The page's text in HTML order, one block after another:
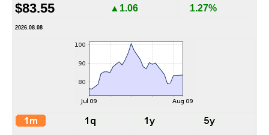
$83.55 ▲1.06 1.27%
2026.08.08